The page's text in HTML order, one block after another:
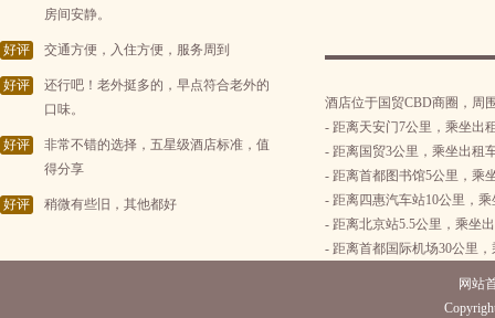
房间安静。
好评 交通方便，入住方便，服务周到
好评
还行吧！老外挺多的，早点符合老外的
口味。
好评
非常不错的选择，五星级酒店标准，值
得分享
好评 稍微有些旧，其他都好
酒店位于国贸CBD商圈，周
- 距离天安门7公里，乘坐出
- 距离国贸3公里，乘坐出租
- 距离首都图书馆5公里，乘
- 距离四惠汽车站10公里，
- 距离北京站5.5公里，乘坐
- 距离首都国际机场30公里
网站